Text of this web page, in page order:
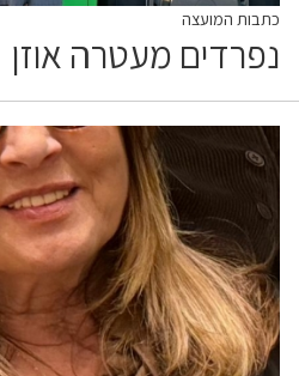
כתבות המועצה
נפרדים מעטרה אוזן